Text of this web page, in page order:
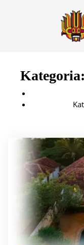
Kategoria: